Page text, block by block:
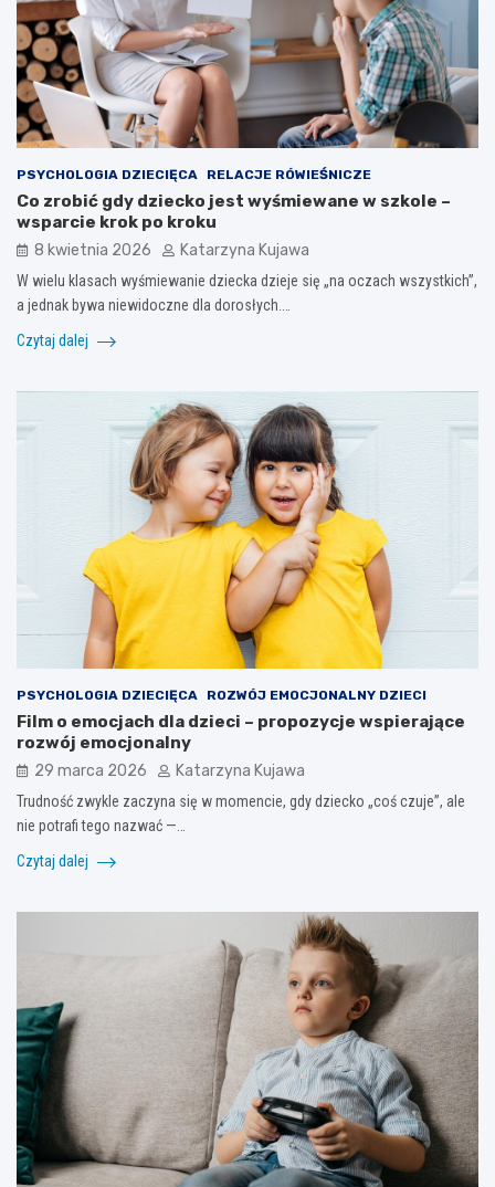
PSYCHOLOGIA DZIECIĘCA RELACJE RÓWIEŚNICZE
Co zrobić gdy dziecko jest wyśmiewane w szkole –
wsparcie krok po kroku
8 kwietnia 2026 Katarzyna Kujawa
W wielu klasach wyśmiewanie dziecka dzieje się „na oczach wszystkich”,
a jednak bywa niewidoczne dla dorosłych.…
Czytaj dalej
PSYCHOLOGIA DZIECIĘCA ROZWÓJ EMOCJONALNY DZIECI
Film o emocjach dla dzieci – propozycje wspierające
rozwój emocjonalny
29 marca 2026 Katarzyna Kujawa
Trudność zwykle zaczyna się w momencie, gdy dziecko „coś czuje”, ale
nie potrafi tego nazwać —…
Czytaj dalej